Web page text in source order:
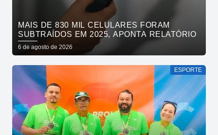
MAIS DE 830 MIL CELULARES FORAM
SUBTRAÍDOS EM 2025, APONTA RELATÓRIO
6 de agosto de 2026
ESPORTE